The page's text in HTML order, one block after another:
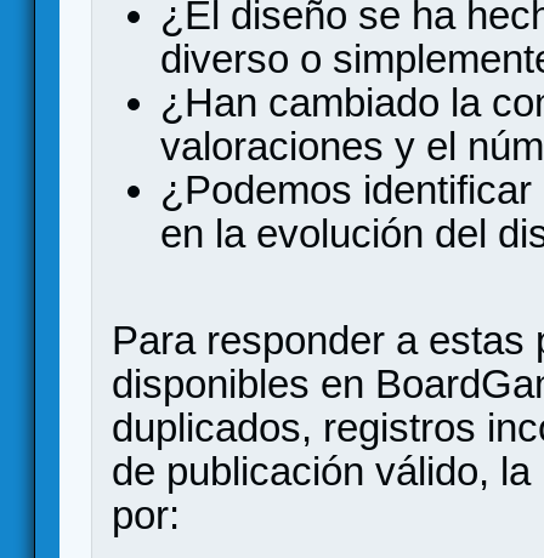
¿El diseño se ha
diverso o
¿Han cambiado la
valoraciones y el
¿Podemos
en la evolución del
Para responder a estas
disponibles en
duplicados, registros
de publicación válido,
por: